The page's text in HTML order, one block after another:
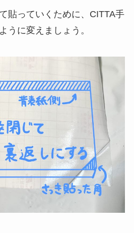
貼っていくために、CITTA手
うに変えましょう。